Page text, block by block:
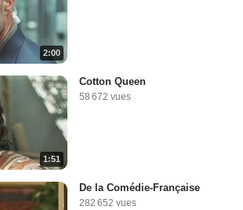
2:00
1:51
Cotton Queen
58 672 vues
De la Comédie-Française
282 652 vues